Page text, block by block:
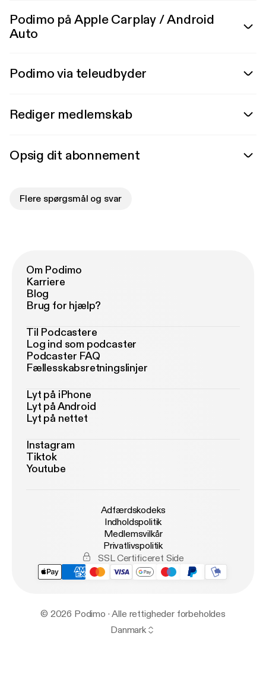
Podimo på Apple Carplay / Android
Auto
Podimo via teleudbyder
Rediger medlemskab
Opsig dit abonnement
Flere spørgsmål og svar
Om Podimo
Karriere
Blog
Brug for hjælp?
Til Podcastere
Log ind som podcaster
Podcaster FAQ
Fællesskabsretningslinjer
Lyt på iPhone
Lyt på Android
Lyt på nettet
Instagram
Tiktok
Youtube
Adfærdskodeks
Indholdspolitik
Medlemsvilkår
Privatlivspolitik
SSL Certificeret Side
© 2026 Podimo · Alle rettigheder forbeholdes
Danmark